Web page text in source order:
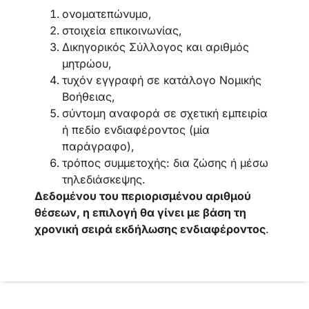
ονοματεπώνυμο,
στοιχεία επικοινωνίας,
Δικηγορικός Σύλλογος και αριθμός
μητρώου,
τυχόν εγγραφή σε κατάλογο Νομικής
Βοήθειας,
σύντομη αναφορά σε σχετική εμπειρία
ή πεδίο ενδιαφέροντος (μία
παράγραφο),
τρόπος συμμετοχής: δια ζώσης ή μέσω
τηλεδιάσκεψης.
Δεδομένου του περιορισμένου αριθμού
θέσεων, η επιλογή θα γίνει με βάση τη
χρονική σειρά εκδήλωσης ενδιαφέροντος.